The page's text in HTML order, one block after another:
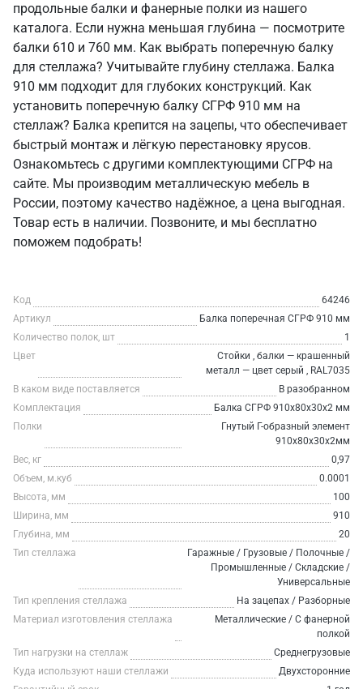
продольные балки и фанерные полки из нашего
каталога. Если нужна меньшая глубина — посмотрите
балки 610 и 760 мм. Как выбрать поперечную балку
для стеллажа? Учитывайте глубину стеллажа. Балка
910 мм подходит для глубоких конструкций. Как
установить поперечную балку СГРФ 910 мм на
стеллаж? Балка крепится на зацепы, что обеспечивает
быстрый монтаж и лёгкую перестановку ярусов.
Ознакомьтесь с другими комплектующими СГРФ на
сайте. Мы производим металлическую мебель в
России, поэтому качество надёжное, а цена выгодная.
Товар есть в наличии. Позвоните, и мы бесплатно
поможем подобрать!
Код
64246
Артикул
Балка поперечная СГРФ 910 мм
Количество полок, шт
1
Цвет
Стойки , балки — крашенный
металл — цвет серый , RAL7035
В каком виде поставляется
В разобранном
Комплектация
Балка СГРФ 910х80х30х2 мм
Полки
Гнутый Г-образный элемент
910х80х30х2мм
Вес, кг
0,97
Объем, м.куб
0.0001
Высота, мм
100
Ширина, мм
910
Глубина, мм
20
Тип стеллажа
Гаражные / Грузовые / Полочные /
Промышленные / Складские /
Универсальные
Тип крепления стеллажа
На зацепах / Разборные
Материал изготовления стеллажа
Металлические / С фанерной
полкой
Тип нагрузки на стеллаж
Среднегрузовые
Куда используют наши стеллажи
Двухсторонние